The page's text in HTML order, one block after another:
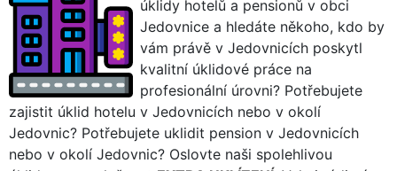
úklidy hotelů a pensionů v obci
Jedovnice a hledáte někoho, kdo by
vám právě v Jedovnicích poskytl
kvalitní úklidové práce na
profesionální úrovni? Potřebujete
zajistit úklid hotelu v Jedovnicích nebo v okolí
Jedovnic? Potřebujete uklidit pension v Jedovnicích
nebo v okolí Jedovnic? Oslovte naši spolehlivou